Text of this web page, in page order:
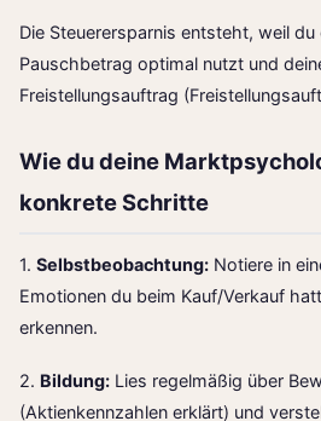
Die Steuerersparnis entsteht, weil du
Pauschbetrag optimal nutzt und
Freistellungsauftrag (
Wie du deine
konkrete Schritte
1. Selbstbeobachtung: Notiere in
Emotionen du beim Kauf/Verkauf
erkennen.
2. Bildung: Lies regelmäßig über
(Aktienkennzahlen erklärt) und